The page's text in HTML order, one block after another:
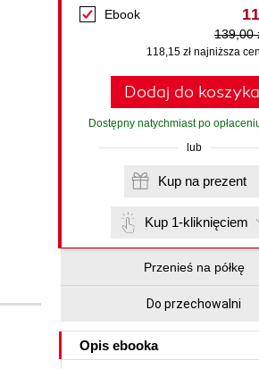
Ebook
139,00
118,15 zł najniższa
Dodaj do koszyka
Dostępny natychmiast po
lub
Kup na prezent
Kup 1-kliknięciem
Przenieś na półkę
Do przechowalni
Opis ebooka